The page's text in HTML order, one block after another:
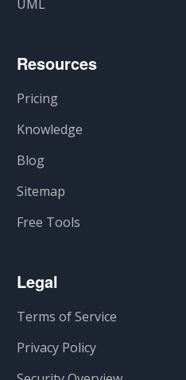
UML
Resources
Pricing
Knowledge
Blog
Sitemap
Free Tools
Legal
Terms of Service
Privacy Policy